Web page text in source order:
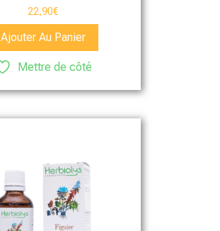
22,90€
Ajouter Au Panier
Mettre de côté